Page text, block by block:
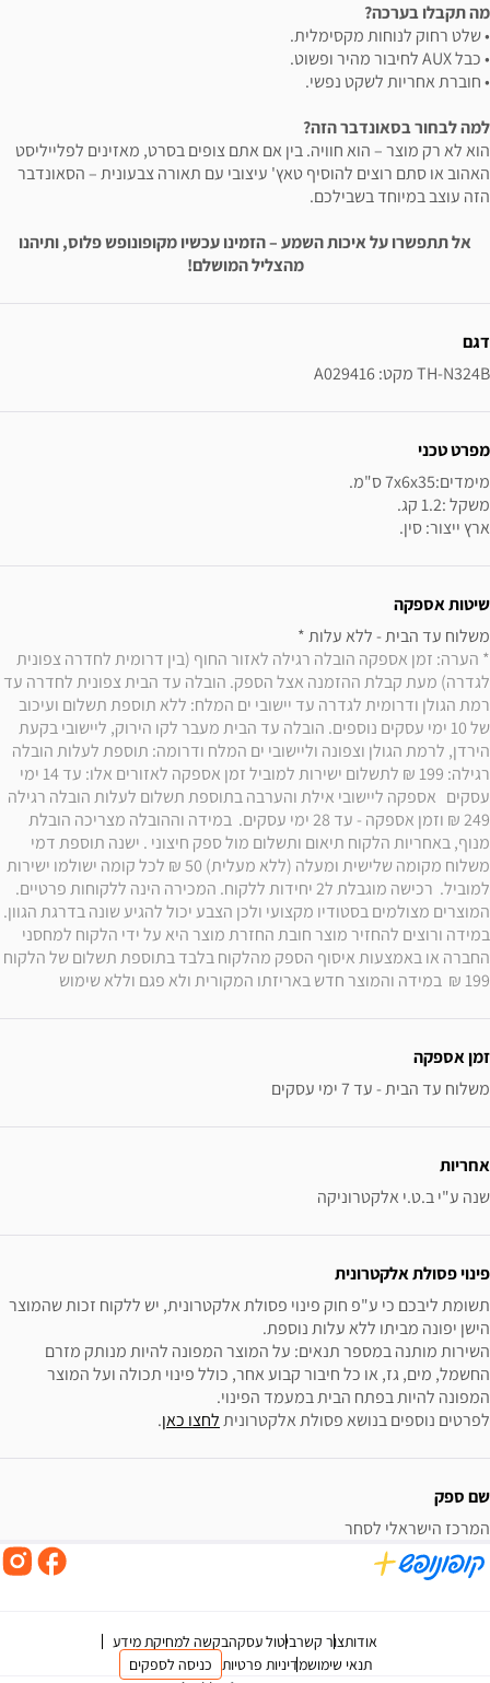
מה תקבלו בערכה?
• שלט רחוק לנוחות מקסימלית.
• כבל AUX לחיבור מהיר ופשוט.
• חוברת אחריות לשקט נפשי.
למה לבחור בסאונדבר הזה?
הוא לא רק מוצר – הוא חוויה. בין אם אתם צופים בסרט, מאזינים לפלייליסט
האהוב או סתם רוצים להוסיף טאץ' עיצובי עם תאורה צבעונית – הסאונדבר
הזה עוצב במיוחד בשבילכם.
אל תתפשרו על איכות השמע – הזמינו עכשיו מקופונופש פלוס, ותיהנו
מהצליל המושלם!
דגם
TH-N324B מקט: A029416
מפרט טכני
ארץ ייצור: סין.
שיטות אספקה
משלוח עד הבית - ללא עלות *
199 ₪  במידה והמוצר חדש באריזתו המקורית ולא פגם וללא שימוש
זמן אספקה
משלוח עד הבית - עד 7 ימי עסקים
אחריות
שנה ע"י ב.ט.י אלקטרוניקה
פינוי פסולת אלקטרונית
לפרטים נוספים בנושא פסולת אלקטרונית לחצו כאן.
שם ספק
המרכז הישראלי לסחר
אודותצור קשרביטול עסקהבקשה למחיקת מידע
תנאי שימושמדיניות פרטיות כניסה לספקים